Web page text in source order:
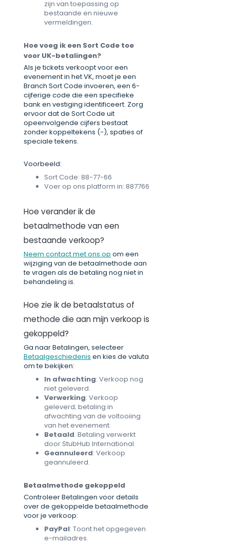
zijn van toepassing op
bestaande en nieuwe
vermeldingen.
Hoe voeg ik een Sort Code toe
voor UK-betalingen?
Als je tickets verkoopt voor een
evenement in het VK, moet je een
Branch Sort Code invoeren, een 6-
cijferige code die een specifieke
bank en vestiging identificeert. Zorg
ervoor dat de Sort Code uit
opeenvolgende cijfers bestaat
zonder koppeltekens (-), spaties of
speciale tekens.
Voorbeeld:
Sort Code: 88-77-66
Voer op ons platform in: 887766
Hoe verander ik de
betaalmethode van een
bestaande verkoop?
Neem contact met ons op om een
wijziging van de betaalmethode aan
te vragen als de betaling nog niet in
behandeling is.
Hoe zie ik de betaalstatus of
methode die aan mijn verkoop is
gekoppeld?
Ga naar Betalingen, selecteer
Betaalgeschiedenis en kies de valuta
om te bekijken:
In afwachting: Verkoop nog
niet geleverd.
Verwerking: Verkoop
geleverd; betaling in
afwachting van de voltooiing
van het evenement.
Betaald: Betaling verwerkt
door StubHub International.
Geannuleerd: Verkoop
geannuleerd.
Betaalmethode gekoppeld
Controleer Betalingen voor details
over de gekoppelde betaalmethode
voor je verkoop:
PayPal: Toont het opgegeven
e-mailadres.